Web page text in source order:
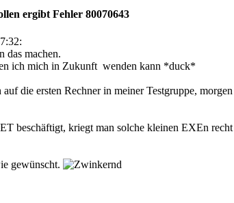
ergibt Fehler 80070643
das machen.
ich mich in Zukunft wenden kann *duck*
die ersten Rechner in meiner Testgruppe,
beschäftigt, kriegt man solche kleinen EXEn
gewünscht.